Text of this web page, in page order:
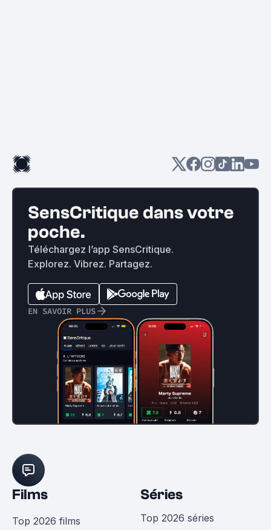
SensCritique dans votre
poche.
Téléchargez l’app SensCritique.
Explorez. Vibrez. Partagez.
EN SAVOIR PLUS
Films
Top 2026 films
Séries
Top 2026 séries